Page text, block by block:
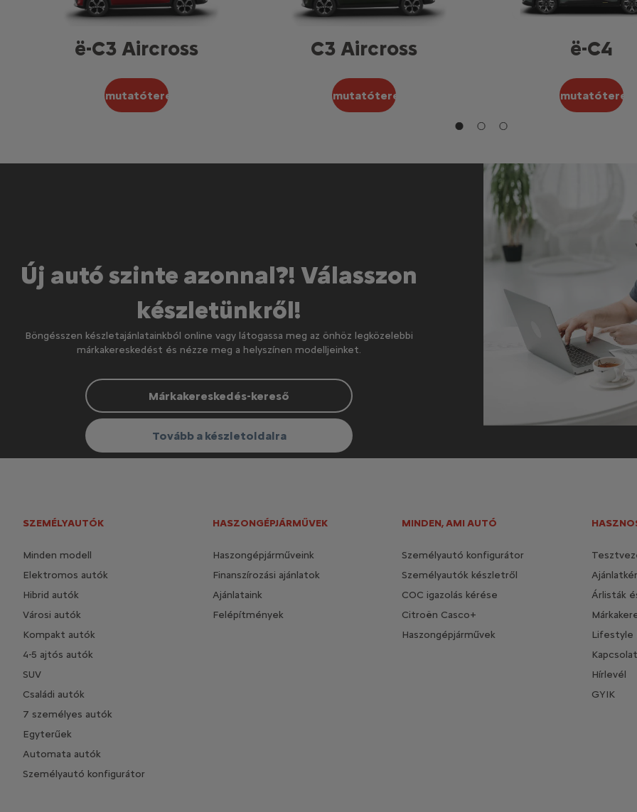
ë-C3 Aircross
Bemutatóterem
C3 Aircross
Bemutatóterem
ë-C4
Bemutatóterem
Új autó szinte azonnal?! Válasszon
készletünkről!
Böngésszen készletajánlatainkból online vagy látogassa meg az önhöz legközelebbi
márkakereskedést és nézze meg a helyszínen modelljeinket.
Márkakereskedés-kereső
Tovább a készletoldalra
SZEMÉLYAUTÓK
Minden modell
Elektromos autók
Hibrid autók
Városi autók
Kompakt autók
4-5 ajtós autók
SUV
Családi autók
7 személyes autók
Egyterűek
Automata autók
Személyautó konfigurátor
HASZONGÉPJÁRMŰVEK
Haszongépjárműveink
Finanszírozási ajánlatok
Ajánlataink
Felépítmények
MINDEN, AMI AUTÓ
Személyautó konfigurátor
Személyautók készletről
COC igazolás kérése
Citroën Casco+
Haszongépjárművek
Árlisták
Lifestyle
Kapcsolat
Hírlevél
GYIK